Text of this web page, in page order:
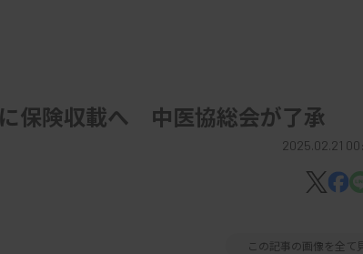
保険収載へ 中医協総会が了承
2025.02.21
この記事の画像を全て